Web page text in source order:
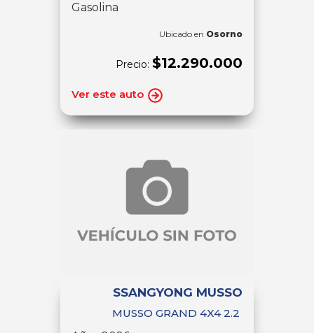
Gasolina
Ubicado en Osorno
Precio: $12.290.000
Ver este auto
SSANGYONG MUSSO
MUSSO GRAND 4X4 2.2